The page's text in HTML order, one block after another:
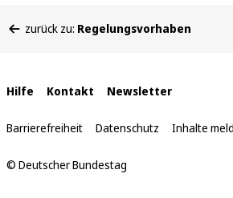
befinden
zurück zu: Regelungsvorhaben
Interne
Links
Hilfe Kontakt Newsletter
Barrierefreiheit Datenschutz Inhalte
© Deutscher Bundestag